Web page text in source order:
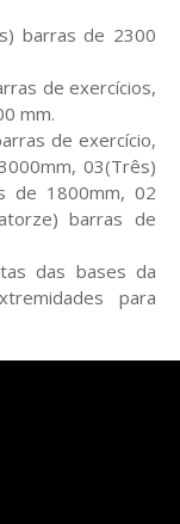
barras de 2300
de exercícios,
mm.
de exercício,
03(Três)
de 1800mm, 02
barras de
das bases da
para